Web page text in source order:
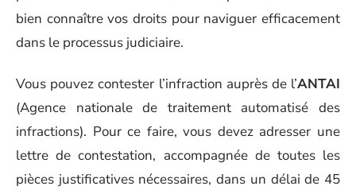
bien connaître vos droits pour naviguer efficacement
dans le processus judiciaire.
Vous pouvez contester l’infraction auprès de l’ANTAI
(Agence nationale de traitement automatisé des
infractions). Pour ce faire, vous devez adresser une
lettre de contestation, accompagnée de toutes les
pièces justificatives nécessaires, dans un délai de 45